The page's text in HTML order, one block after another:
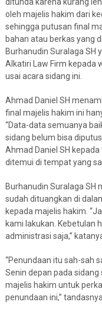
oleh majelis hakim dari
sehingga putusan final
bahan atau berkas yang
Burhanudin Suralaga SH
Alkatiri Law Firm kepada
usai acara sidang ini.
Ahmad Daniel SH
final majelis hakim ini
“Data-data semuanya
sidang belum bisa
Ahmad Daniel SH
ditemui di tempat yang
Burhanudin Suralaga SH
sudah dituangkan di
kepada majelis hakim.
kami lakukan. Kebetulan
administrasi saja,”
“Penundaan itu sah-sah
Senin depan pada
majelis hakim untuk
penundaan ini,”